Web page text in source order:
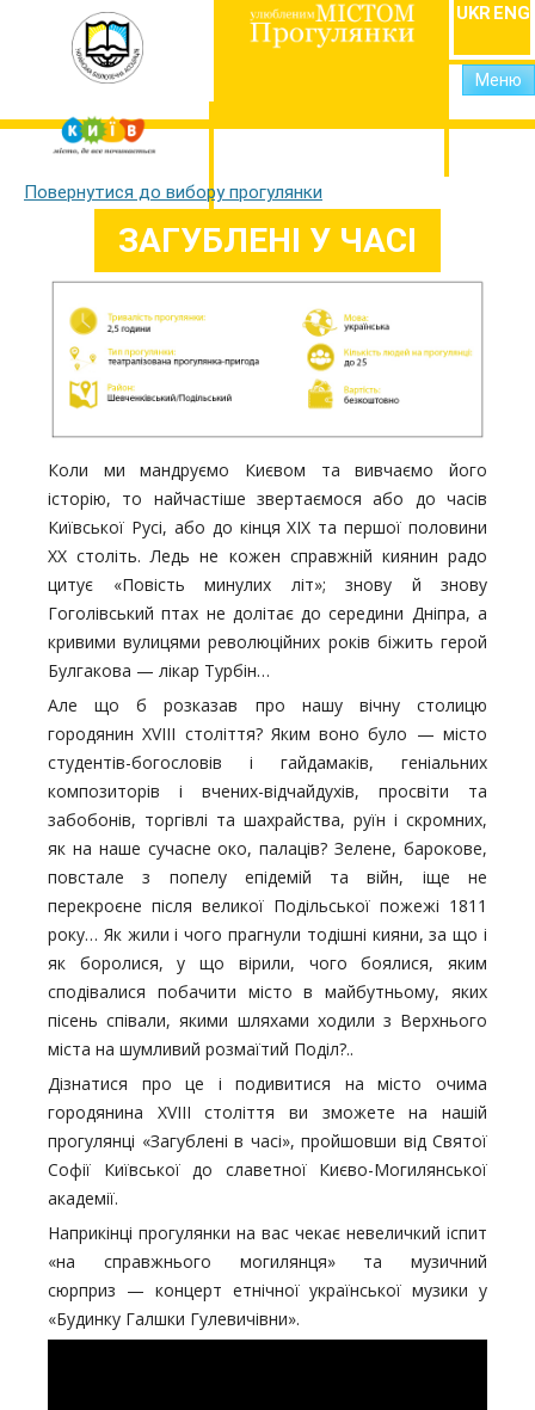
UKRENG
Меню
Повернутися до вибору прогулянки
ЗАГУБЛЕНІ У ЧАСІ
Коли ми мандруємо Києвом та вивчаємо його
історію, то найчастіше звертаємося або до часів
Київської Русі, або до кінця ХІХ та першої половини
ХХ століть. Ледь не кожен справжній киянин радо
цитує «Повість минулих літ»; знову й знову
Гоголівський птах не долітає до середини Дніпра, а
кривими вулицями революційних років біжить герой
Булгакова — лікар Турбін…
Але що б розказав про нашу вічну столицю
городянин XVIII століття? Яким воно було — місто
студентів-богословів і гайдамаків, геніальних
композиторів і вчених-відчайдухів, просвіти та
забобонів, торгівлі та шахрайства, руїн і скромних,
як на наше сучасне око, палаців? Зелене, барокове,
повстале з попелу епідемій та війн, іще не
перекроєне після великої Подільської пожежі 1811
року… Як жили і чого прагнули тодішні кияни, за що і
як боролися, у що вірили, чого боялися, яким
сподівалися побачити місто в майбутньому, яких
пісень співали, якими шляхами ходили з Верхнього
міста на шумливий розмаїтий Поділ?..
Дізнатися про це і подивитися на місто очима
городянина XVIII століття ви зможете на нашій
прогулянці «Загублені в часі», пройшовши від Святої
Софії Київської до славетної Києво-Могилянської
академії.
Наприкінці прогулянки на вас чекає невеличкий іспит
«на справжнього могилянця» та музичний
сюрприз — концерт етнічної української музики у
«Будинку Галшки Гулевичівни».